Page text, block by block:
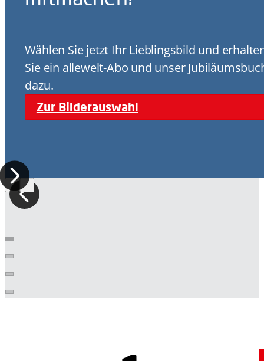
Wählen Sie jetzt Ihr Lieblingsbild und
Sie ein allewelt-Abo und unser
dazu.
Zur Bilderauswahl